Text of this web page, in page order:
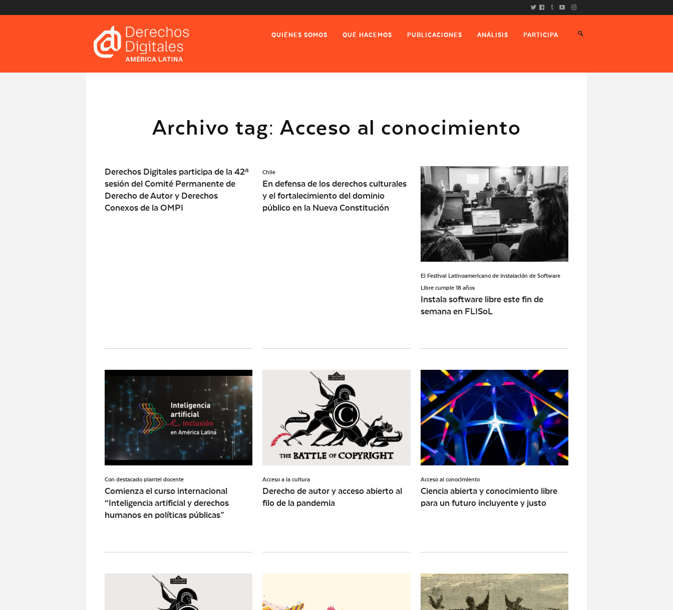
t
QUIÉNES SOMOS QUÉ HACEMOS PUBLICACIONES ANÁLISIS PARTICIPA
Archivo tag: Acceso al conocimiento
Derechos Digitales participa de la 42ª
sesión del Comité Permanente de
Derecho de Autor y Derechos
Conexos de la OMPI
Chile
En defensa de los derechos culturales
y el fortalecimiento del dominio
público en la Nueva Constitución
El Festival Latinoamericano de Instalación de Software
Libre cumple 18 años
Instala software libre este fin de
semana en FLISoL
Con destacado plantel docente
Comienza el curso internacional
“Inteligencia artificial y derechos
humanos en políticas públicas”
Acceso a la cultura
Derecho de autor y acceso abierto al
filo de la pandemia
Acceso al conocimiento
Ciencia abierta y conocimiento libre
para un futuro incluyente y justo